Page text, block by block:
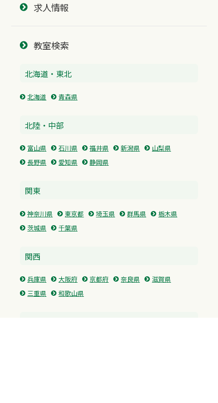
求人情報
教室検索
北海道・東北
北海道 青森県
北陸・中部
富山県 石川県 福井県 新潟県
山梨県
長野県
愛知県 静岡県
関東
神奈川県 東京都 埼玉県 群馬県
栃木県
茨城県
千葉県
関西
兵庫県 大阪府 京都府 奈良県
滋賀県
三重県
和歌山県